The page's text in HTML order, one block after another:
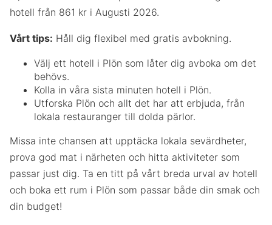
hotell från 861 kr i Augusti 2026.
Vårt tips: Håll dig flexibel med gratis avbokning.
Välj ett hotell i Plön som låter dig avboka om det
behövs.
Kolla in våra sista minuten hotell i Plön.
Utforska Plön och allt det har att erbjuda, från
lokala restauranger till dolda pärlor.
Missa inte chansen att upptäcka lokala sevärdheter,
prova god mat i närheten och hitta aktiviteter som
passar just dig. Ta en titt på vårt breda urval av hotell
och boka ett rum i Plön som passar både din smak och
din budget!